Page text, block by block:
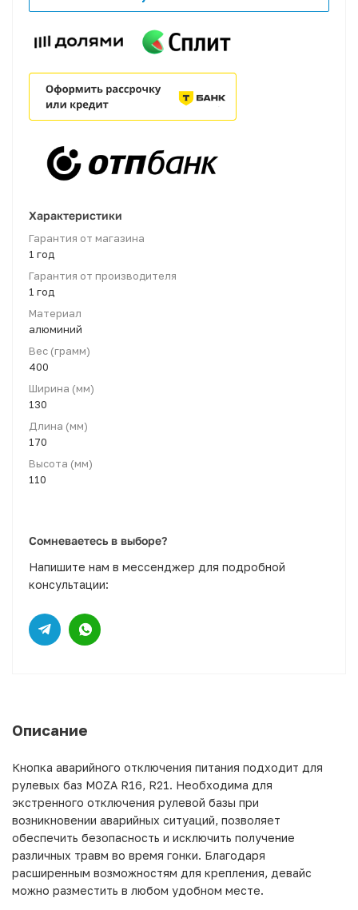
Характеристики
Гарантия от магазина
1 год
Гарантия от производителя
1 год
Материал
алюминий
Вес (грамм)
400
Ширина (мм)
130
Длина (мм)
170
Высота (мм)
110
Сомневаетесь в выборе?
Напишите нам в мессенджер для подробной
консультации:
Описание
Кнопка аварийного отключения питания подходит для
рулевых баз MOZA R16, R21. Необходима для
экстренного отключения рулевой базы при
возникновении аварийных ситуаций, позволяет
обеспечить безопасность и исключить получение
различных травм во время гонки. Благодаря
расширенным возможностям для крепления, девайс
можно разместить в любом удобном месте.